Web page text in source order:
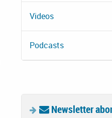
Videos
Podcasts
Newsletter